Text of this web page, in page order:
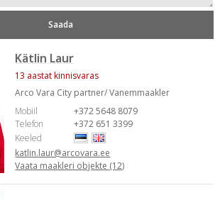
Kätlin Laur
13 aastat kinnisvaras
Arco Vara City partner/ Vanemmaakler
Mobiil
+372 5648 8079
Telefon
+372 651 3399
Keeled
katlin.laur@arcovara.ee
Vaata maakleri objekte (12)